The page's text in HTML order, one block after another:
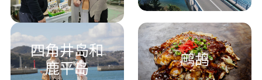
四角井岛和
鹿平岛
鹧鸪